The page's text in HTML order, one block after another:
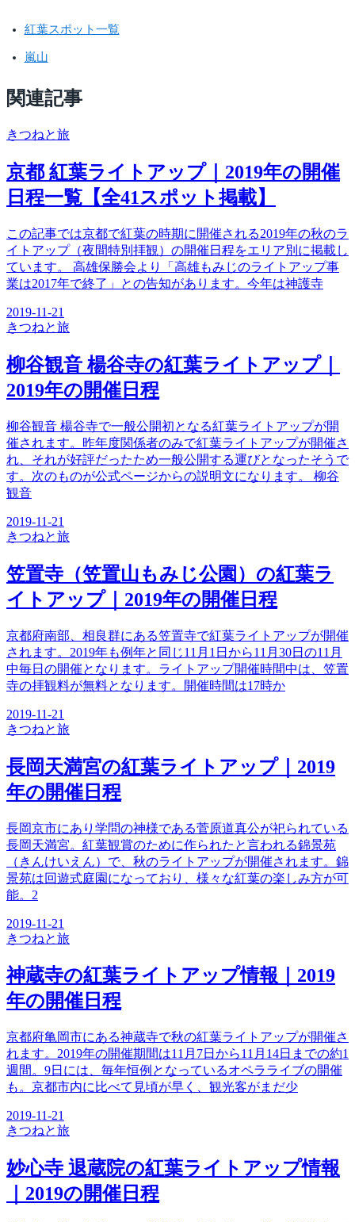
紅葉スポット一覧
嵐山
関連記事
きつねと旅
京都 紅葉ライトアップ｜2019年の開催
日程一覧【全41スポット掲載】
この記事では京都で紅葉の時期に開催される2019年の秋のラ
イトアップ（夜間特別拝観）の開催日程をエリア別に掲載し
ています。 高雄保勝会より「高雄もみじのライトアップ事
業は2017年で終了」との告知があります。今年は神護寺
2019-11-21
きつねと旅
柳谷観音 楊谷寺の紅葉ライトアップ｜
2019年の開催日程
柳谷観音 楊谷寺で一般公開初となる紅葉ライトアップが開
催されます。昨年度関係者のみで紅葉ライトアップが開催さ
れ、それが好評だったため一般公開する運びとなったそうで
す。次のものが公式ページからの説明文になります。 柳谷
観音
2019-11-21
きつねと旅
笠置寺（笠置山もみじ公園）の紅葉ラ
イトアップ｜2019年の開催日程
京都府南部、相良群にある笠置寺で紅葉ライトアップが開催
されます。2019年も例年と同じ11月1日から11月30日の11月
中毎日の開催となります。ライトアップ開催時間中は、笠置
寺の拝観料が無料となります。開催時間は17時か
2019-11-21
きつねと旅
長岡天満宮の紅葉ライトアップ｜2019
年の開催日程
長岡京市にあり学問の神様である菅原道真公が祀られている
長岡天満宮。紅葉観賞のために作られたと言われる錦景苑
（きんけいえん）で、秋のライトアップが開催されます。錦
景苑は回遊式庭園になっており、様々な紅葉の楽しみ方が可
能。2
2019-11-21
きつねと旅
神蔵寺の紅葉ライトアップ情報｜2019
年の開催日程
京都府亀岡市にある神蔵寺で秋の紅葉ライトアップが開催さ
れます。2019年の開催期間は11月7日から11月14日までの約1
週間。9日には、毎年恒例となっているオペラライブの開催
も。京都市内に比べて見頃が早く、観光客がまだ少
2019-11-21
きつねと旅
妙心寺 退蔵院の紅葉ライトアップ情報
｜2019の開催日程